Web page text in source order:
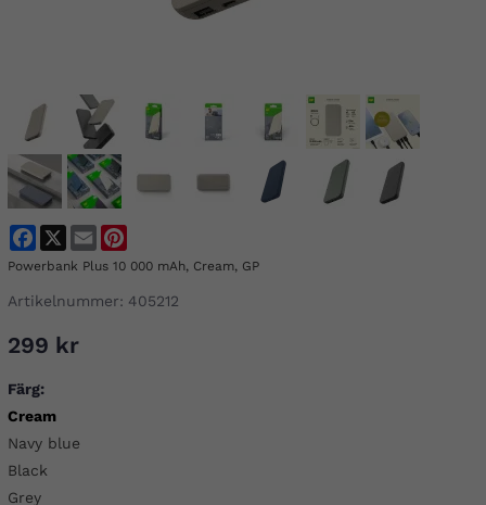
FacebookEmail
Powerbank Plus 10 000 mAh, Cream, GP
Artikelnummer: 405212
299 kr
Färg:
Cream
Navy blue
Black
Grey